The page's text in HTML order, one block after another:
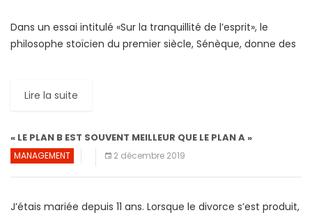
Dans un essai intitulé «Sur la tranquillité de l’esprit», le
philosophe stoïcien du premier siècle, Sénèque, donne des
Lire la suite
« LE PLAN B EST SOUVENT MEILLEUR QUE LE PLAN A »
MANAGEMENT 2 décembre 2019
J’étais mariée depuis 11 ans. Lorsque le divorce s’est produit,